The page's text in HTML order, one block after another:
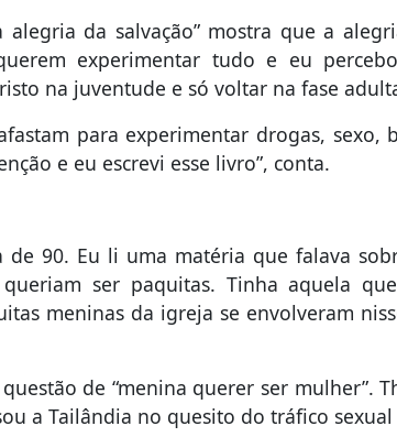
da salvação” mostra que a
experimentar tudo e eu
na juventude e só voltar na fase
para experimentar drogas, sexo,
e eu escrevi esse livro”, conta.
de 90. Eu li uma matéria que falava
ser paquitas. Tinha aquela
meninas da igreja se envolveram
de “menina querer ser mulher”.
a Tailândia no quesito do tráfico